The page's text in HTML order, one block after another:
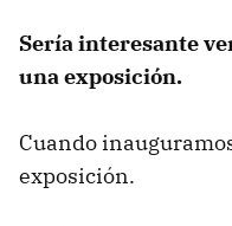
Sería interesante
una exposición.
Cuando
exposición.